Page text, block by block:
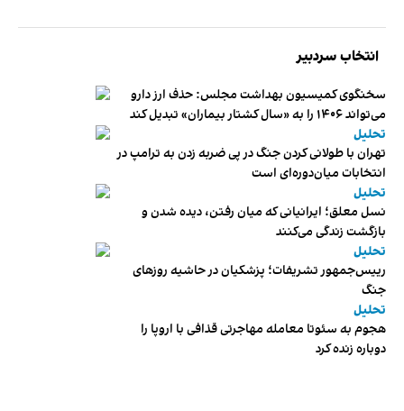
انتخاب سردبیر
سخنگوی کمیسیون بهداشت مجلس: حذف ارز دارو
می‌تواند ۱۴۰۶ را به «سال کشتار بیماران» تبدیل کند
تحلیل
تهران با طولانی کردن جنگ در پی ضربه زدن به ترامپ در
انتخابات میان‌دوره‌ای است
تحلیل
نسل معلق؛ ایرانیانی که میان رفتن، دیده شدن و
بازگشت زندگی می‌کنند
تحلیل
رییس‌جمهور تشریفات؛ پزشکیان در حاشیه روزهای
جنگ
تحلیل
هجوم به سئوتا معامله مهاجرتی قذافی با اروپا را
دوباره زنده کرد